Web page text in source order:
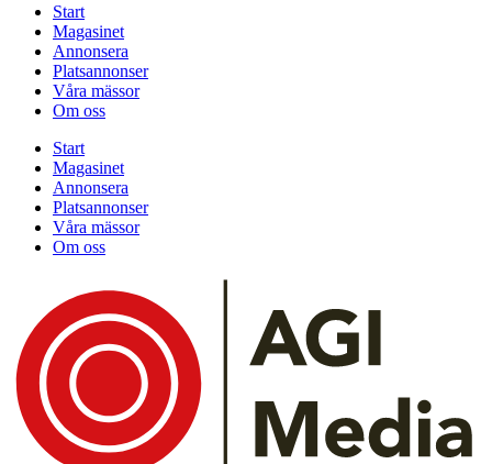
Start
Magasinet
Annonsera
Platsannonser
Våra mässor
Om oss
Start
Magasinet
Annonsera
Platsannonser
Våra mässor
Om oss